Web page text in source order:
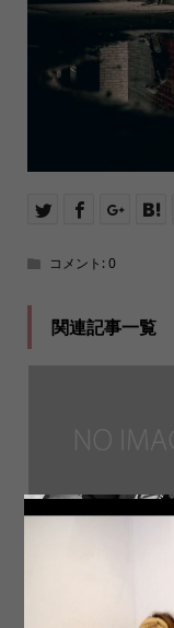
コメント:0
関連記事一覧